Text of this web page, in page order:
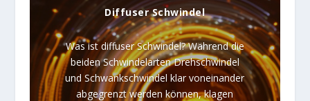
Diffuser Schwindel
Was ist diffuser Schwindel? Während die
beiden Schwindelarten Drehschwindel
und Schwankschwindel klar voneinander
abgegrenzt werden können, klagen